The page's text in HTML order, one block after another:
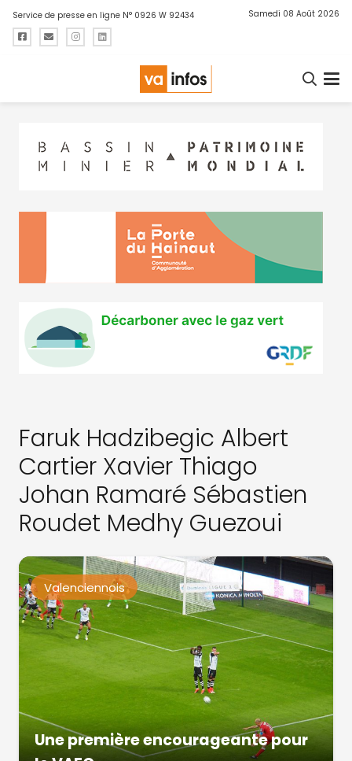
Service de presse en ligne N° 0926 W 92434 Samedi 08 Août 2026
Faruk Hadzibegic Albert
Cartier Xavier Thiago
Johan Ramaré Sébastien
Roudet Medhy Guezoui
Valenciennois
Une première encourageante pour